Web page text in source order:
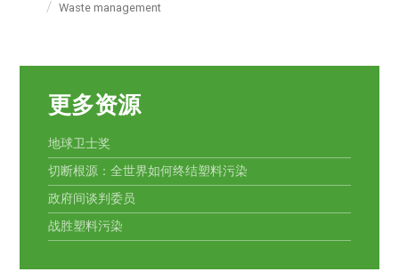
Waste management
更多资源
地球卫士奖
切断根源：全世界如何终结塑料污染
政府间谈判委员
战胜塑料污染